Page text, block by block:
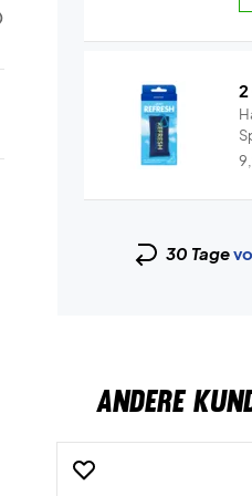
2
30 Tage
ANDERE